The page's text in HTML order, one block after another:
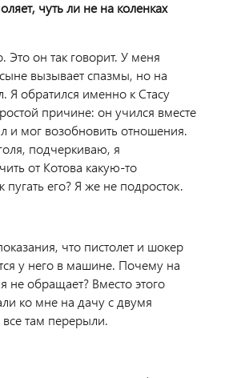
чуть ли не на коленках
Это он так говорит. У меня
вызывает спазмы, но на
Я обратился именно к Стасу
причине: он учился вместе
и мог возобновить отношения.
подчеркиваю, я
от Котова какую-то
его? Я же не подросток.
что пистолет и шокер
у него в машине. Почему на
не обращает? Вместо этого
ко мне на дачу с двумя
там перерыли.